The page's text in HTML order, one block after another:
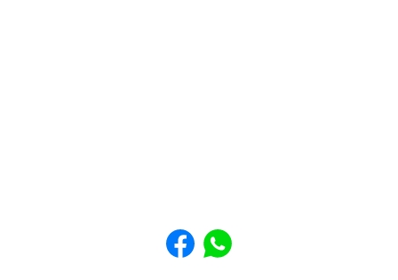
Share to Facebook
Share to WhatsApp